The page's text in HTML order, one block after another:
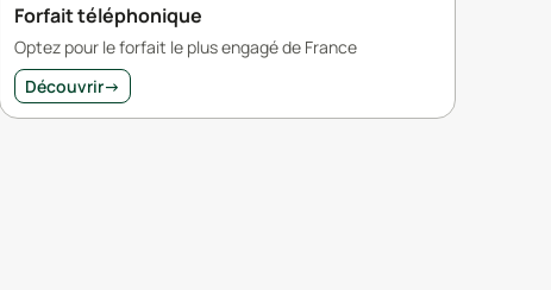
Forfait téléphonique
Optez pour le forfait le plus engagé de France
Découvrir→